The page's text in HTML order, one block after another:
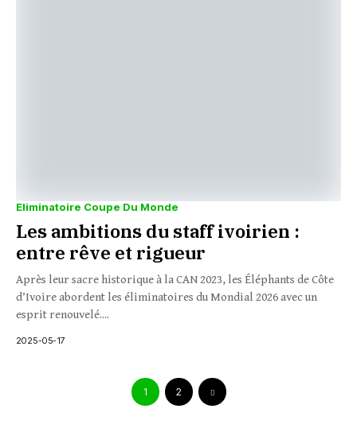
Eliminatoire Coupe Du Monde
Les ambitions du staff ivoirien :
entre rêve et rigueur
Après leur sacre historique à la CAN 2023, les Éléphants de Côte
d’Ivoire abordent les éliminatoires du Mondial 2026 avec un
esprit renouvelé....
2025-05-17
1 2